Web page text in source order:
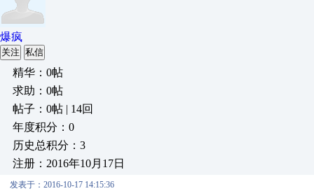
爆疯
关注 私信
精华：0帖
求助：0帖
帖子：0帖 | 14回
年度积分：0
历史总积分：3
注册：2016年10月17日
发表于：2016-10-17 14:15:36